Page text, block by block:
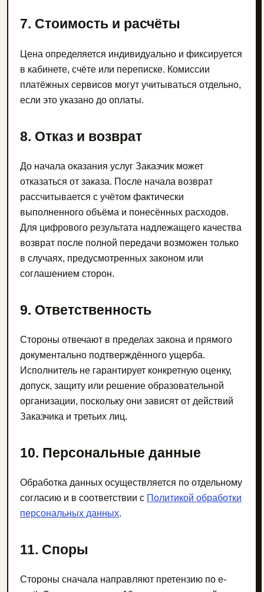
7. Стоимость и расчёты
Цена определяется индивидуально и фиксируется
в кабинете, счёте или переписке. Комиссии
платёжных сервисов могут учитываться отдельно,
если это указано до оплаты.
8. Отказ и возврат
До начала оказания услуг Заказчик может
отказаться от заказа. После начала возврат
рассчитывается с учётом фактически
выполненного объёма и понесённых расходов.
Для цифрового результата надлежащего качества
возврат после полной передачи возможен только
в случаях, предусмотренных законом или
соглашением сторон.
9. Ответственность
Стороны отвечают в пределах закона и прямого
документально подтверждённого ущерба.
Исполнитель не гарантирует конкретную оценку,
допуск, защиту или решение образовательной
организации, поскольку они зависят от действий
Заказчика и третьих лиц.
10. Персональные данные
Обработка данных осуществляется по отдельному
согласию и в соответствии с Политикой обработки
персональных данных.
11. Споры
Стороны сначала направляют претензию по e-